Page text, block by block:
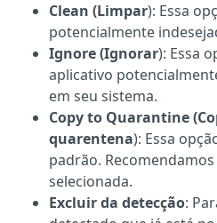
Clean (Limpar): Essa
potencialmente
Ignore (Ignorar): Essa
aplicativo
em seu sistema.
Copy to Quarantine
quarentena): Essa
padrão.
selecionada.
Excluir da detecção: